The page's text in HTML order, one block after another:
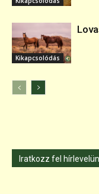
Kikapcsolódás
Iratkozz fel